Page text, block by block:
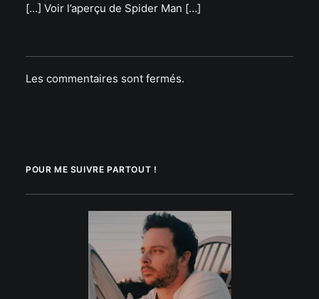
[…] Voir l’aperçu de Spider Man […]
Les commentaires sont fermés.
POUR ME SUIVRE PARTOUT !